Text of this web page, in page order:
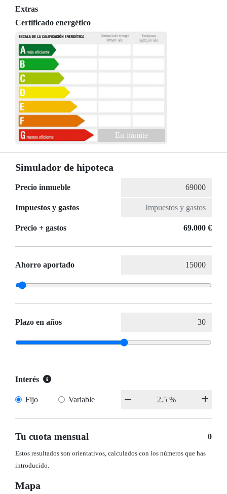
Extras
Certificado energético
En trámite
Simulador de hipoteca
Precio inmueble
Impuestos y gastos
Precio + gastos 69.000 €
Ahorro aportado
Plazo en años
Interés
Fijo Variable
Tu cuota mensual 0
Estos resultados son orientativos, calculados con los números que has
introducido.
Mapa